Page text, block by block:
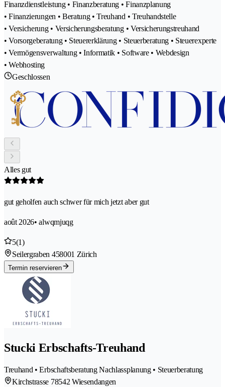
Finanzdienstleistung • Finanzberatung • Finanzplanung
• Finanzierungen • Beratung • Treuhand • Treuhandstelle
• Versicherung • Versicherungsberatung • Versicherungstreuhand
• Vorsorgeberatung • Steuererklärung • Steuerberatung • Steuerexperte
• Vermögensverwaltung • Informatik • Software • Webdesign
• Webhosting
Geschlossen
Alles gut
gut geholfen auch schwer für mich jetzt aber gut
août 2026• alwqmjuqg
5(1)
Seilergraben 458001 Zürich
Termin reservieren
Stucki Erbschafts-Treuhand
Treuhand • Erbschaftsberatung Nachlassplanung • Steuerberatung
Kirchstrasse 78542 Wiesendangen